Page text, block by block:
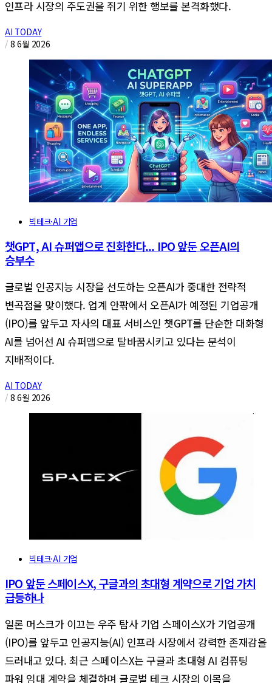
인프라 시장의 주도권을 쥐기 위한 행보를 본격화했다.
AI TODAY
/ 8 6월 2026
빅테크·AI 기업
챗GPT, AI 슈퍼앱으로 진화한다... IPO 앞둔 오픈AI의
승부수
글로벌 인공지능 시장을 선도하는 오픈AI가 중대한 전략적
변곡점을 맞이했다. 업계 안팎에서 오픈AI가 예정된 기업공개
(IPO)를 앞두고 자사의 대표 서비스인 챗GPT를 단순한 대화형
AI를 넘어선 AI 슈퍼앱으로 탈바꿈시키고 있다는 분석이
지배적이다.
AI TODAY
/ 8 6월 2026
빅테크·AI 기업
IPO 앞둔 스페이스X, 구글과의 초대형 계약으로 기업 가치
급등하나
일론 머스크가 이끄는 우주 탐사 기업 스페이스X가 기업공개
(IPO)를 앞두고 인공지능(AI) 인프라 시장에서 강력한 존재감을
드러내고 있다. 최근 스페이스X는 구글과 초대형 AI 컴퓨팅
파워 임대 계약을 체결하며 글로벌 테크 시장의 이목을